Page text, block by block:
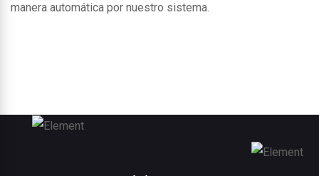
manera automática por nuestro sistema.